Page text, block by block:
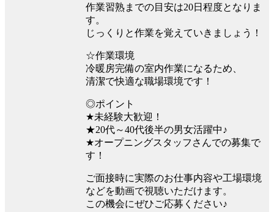
作業習熟までの目安は20日程度となりま
す。
じっくりと作業を覚えていきましょう！
☆作業環境
冷暖房完備の室内作業になるため、
清潔で快適な職場環境です！
◎ポイント
★未経験大歓迎！
★20代～40代後半の男女活躍中♪
★オープニングスタッフさんでの募集で
す！
ご面接時に実際のお仕事内容や工場環境
などを動画で視聴いただけます。
この機会にぜひご応募ください♪